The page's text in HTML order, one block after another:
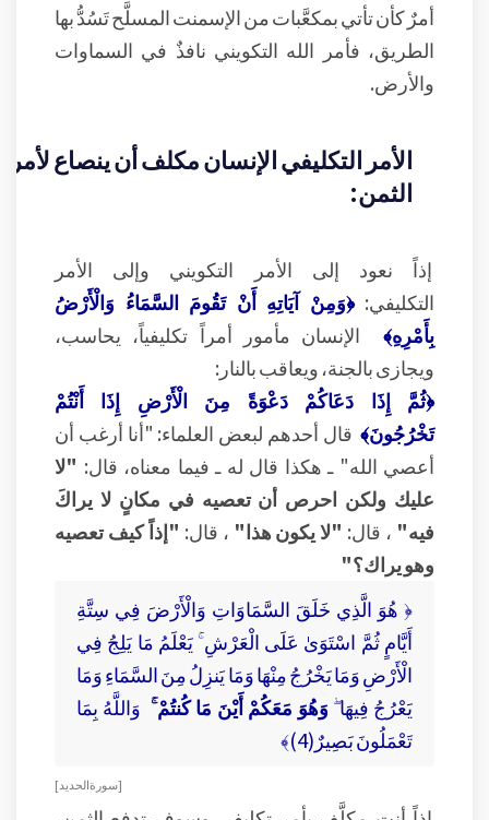
أمرٌ كأن تأتي بمكعَّبات من الإسمنت المسلَّح تَسُدُّ بها
الطريق، فأمر الله التكويني نافذٌ في السماوات
والأرض.
الأمر التكليفي الإنسان مكلف أن ينصاع
الثمن:
إذاً نعود إلى الأمر التكويني وإلى الأمر
التكليفي:﴿وَمِنْ آيَاتِهِ أَنْ تَقُومَ السَّمَاءُ وَالْأَرْضُ
بِأَمْرِهِ﴾
الإنسان مأمور أمراً تكليفياً، يحاسب،
ويجازى بالجنة، ويعاقب بالنار:
﴿ثُمَّ إِذَا دَعَاكُمْ دَعْوَةً مِنَ الْأَرْضِ إِذَا أَنْتُمْ
تَخْرُجُونَ﴾ قال أحدهم لبعض العلماء: "أنا أرغب أن
أعصي الله" ـ هكذا قال له ـ فيما معناه، قال: "لا
عليك ولكن احرص أن تعصيه في مكانٍ لا يراكَ
فيه" ، قال: "لا يكون هذا" ، قال: "إذاً كيف تعصيه
وهو يراك؟"
﴿ هُوَ الَّذِي خَلَقَ السَّمَاوَاتِ وَالْأَرْضَ فِي سِتَّةِ
أَيَّامٍ ثُمَّ اسْتَوَىٰ عَلَى الْعَرْشِ ۚ يَعْلَمُ مَا يَلِجُ فِي
الْأَرْضِ وَمَا يَخْرُجُ مِنْهَا وَمَا يَنزِلُ مِنَ السَّمَاءِ وَمَا
يَعْرُجُ فِيهَا ۖ وَهُوَ مَعَكُمْ أَيْنَ مَا كُنتُمْ ۚ وَاللَّهُ بِمَا
تَعْمَلُونَ بَصِيرٌ(4)﴾
[ سورة الحديد ]